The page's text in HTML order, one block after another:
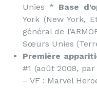
Unies * Base
York (New York,
général de
Sœurs Unies
Première
#1 (août 2008,
– VF : Marvel